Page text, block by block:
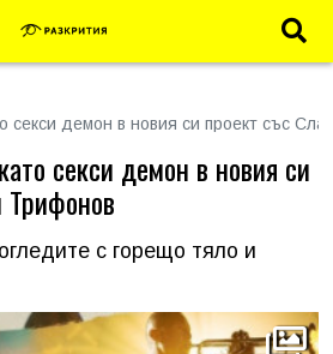
секси демон в новия си проект със
секси демон в новия си
Трифонов
с горещо тяло и